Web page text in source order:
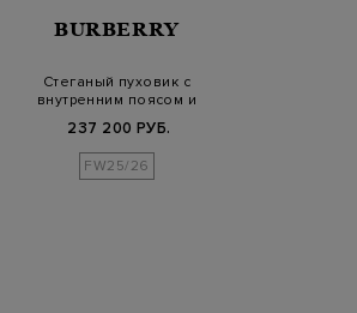
BURBERRY
Стеганый пуховик с
внутренним поясом и
237 200 РУБ.
FW25/26